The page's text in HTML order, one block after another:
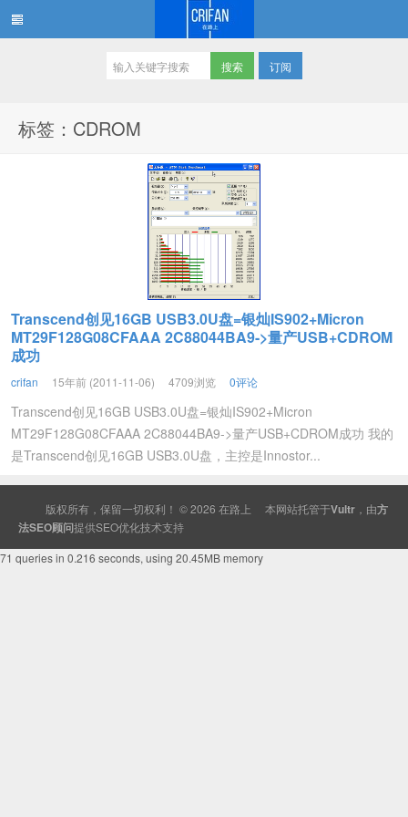
订阅
标签：CDROM
Transcend创见16GB USB3.0U盘=银灿IS902+Micron
MT29F128G08CFAAA 2C88044BA9->量产USB+CDROM
成功
crifan 15年前 (2011-11-06) 4709浏览 0评论
Transcend创见16GB USB3.0U盘=银灿IS902+Micron
MT29F128G08CFAAA 2C88044BA9->量产USB+CDROM成功 我的
是Transcend创见16GB USB3.0U盘，主控是Innostor...
版权所有，保留一切权利！ © 2026 在路上 本网站托管于Vultr ，由方
法SEO顾问提供SEO优化技术支持
71 queries in 0.216 seconds, using 20.45MB memory